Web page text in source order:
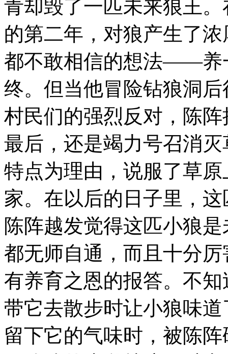
青却毁了一匹未来狼王
的第二年，对狼产生了
都不敢相信的想法——养
终。但当他冒险钻狼洞
村民们的强烈反对，陈
最后，还是竭力号召消
特点为理由，说服了草
家。在以后的日子里，
陈阵越发觉得这匹小狼
都无师自通，而且十分
有养育之恩的报答。不
带它去散步时让小狼味
留下它的气味时，被陈